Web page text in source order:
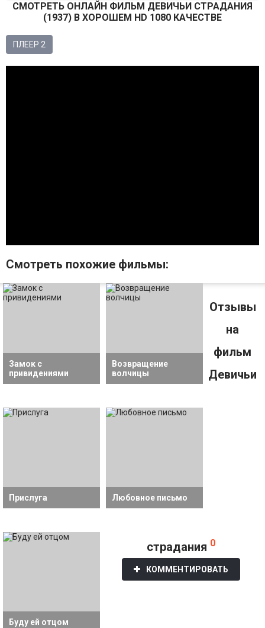
СМОТРEТЬ ОНЛАЙН ФИЛЬМ ДЕВИЧЬИ СТРАДАНИЯ
(1937) В ХОРОШЕМ HD 1080 КАЧЕСТВЕ
ПЛЕЕР 2
Смотрeть похожие фильмы:
Замок с
привидениями
Возвращение
волчицы
Прислуга Любовное письмо
Буду ей отцом
Отзывы
на
фильм
Девичьи
страдания 0
КОММЕНТИРОВАТЬ